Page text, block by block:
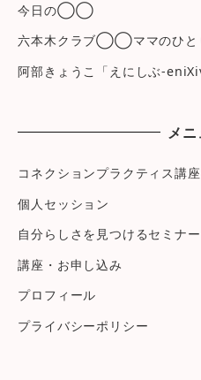
今日の◯◯
六本木クラブ◯◯ママのひ
阿部きょうこ「えにしぶ-
メ
コネクションプラクティス講
個人セッション
自分らしさを見つけるセミナー
講座・お申し込み
プロフィール
プライバシーポリシー